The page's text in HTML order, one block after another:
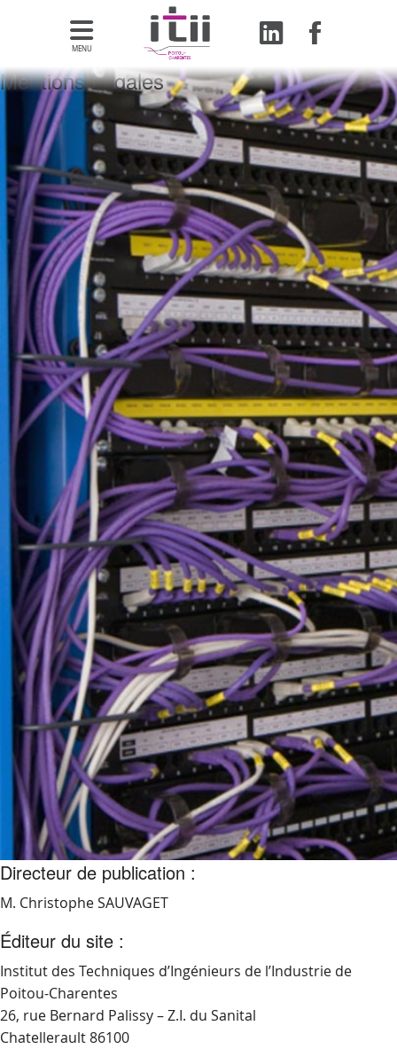
MENU
Mentions Légales
Directeur de publication :
M. Christophe SAUVAGET
Éditeur du site :
Institut des Techniques d’Ingénieurs de l’Industrie de
Poitou-Charentes
26, rue Bernard Palissy – Z.I. du Sanital
Chatellerault 86100